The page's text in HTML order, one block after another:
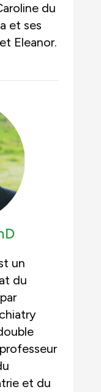
du
et ses
Eleanor.
un
du
et du